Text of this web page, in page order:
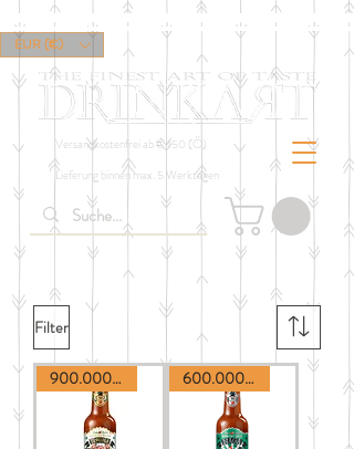
Versandkostenfrei ab € 150 (Ö)
Lieferung binnen max. 5 Werktagen
EUR (€)
Filter
900.000 Scoville 600.000 Scoville